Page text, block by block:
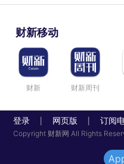
财新移动
财新 财新周刊
登录 网页版 订阅
Copyright 财新网 All Rights